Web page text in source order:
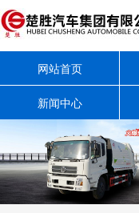
网站首页
新闻中心